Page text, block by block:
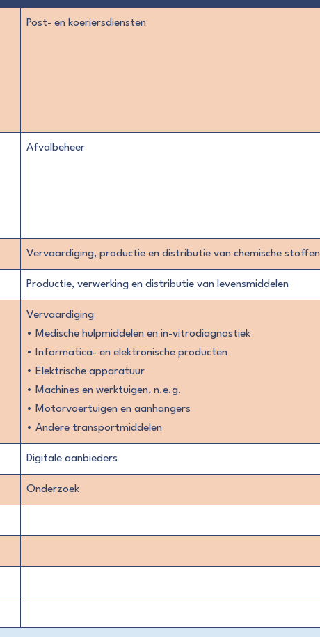
Post- en koeriersdiensten
Afvalbeheer
Vervaardiging, productie en distributie van chemische stoffen
Productie, verwerking en distributie van levensmiddelen
Vervaardiging
• Medische hulpmiddelen en in-vitrodiagnostiek
• Informatica- en elektronische producten
• Elektrische apparatuur
• Machines en werktuigen, n.e.g.
• Motorvoertuigen en aanhangers
• Andere transportmiddelen
Digitale aanbieders
Onderzoek